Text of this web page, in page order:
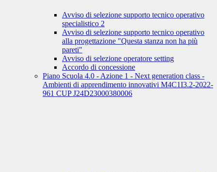
Avviso di selezione supporto tecnico operativo
specialistico 2
Avviso di selezione supporto tecnico operativo
alla progettazione "Questa stanza non ha più
pareti"
Avviso di selezione operatore setting
Accordo di concessione
Piano Scuola 4.0 - Azione 1 - Next generation class -
Ambienti di apprendimento innovativi M4C1I3.2-2022-
961 CUP J24D23000380006